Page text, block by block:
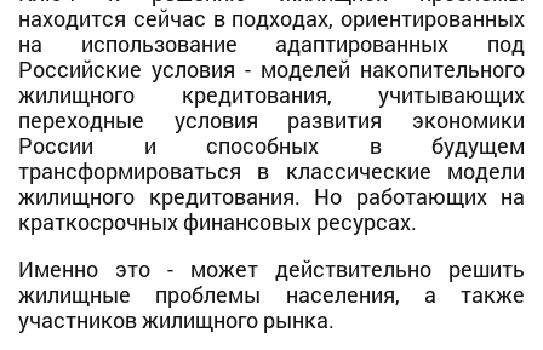
находится сейчас в подходах, ориентированных
на использование адаптированных под
Российские условия - моделей накопительного
жилищного кредитования, учитывающих
переходные условия развития экономики
России и способных в будущем
трансформироваться в классические модели
жилищного кредитования. Но работающих на
краткосрочных финансовых ресурсах.
Именно это - может действительно решить
жилищные проблемы населения, а также
участников жилищного рынка.